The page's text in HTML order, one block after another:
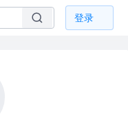
登录